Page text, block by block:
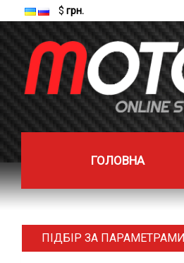
$ грн.
ГОЛОВНА
ПІДБІР ЗА ПАРАМЕТРАМИ